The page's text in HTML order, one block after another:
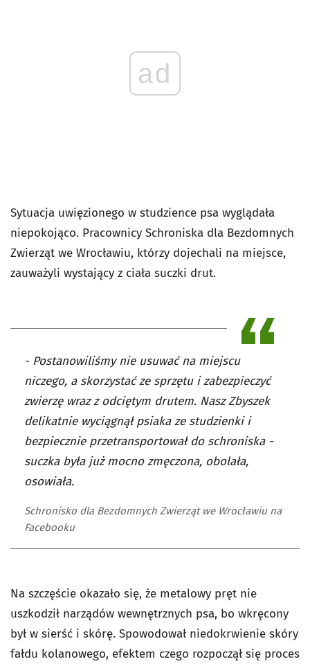
ad
Sytuacja uwięzionego w studzience psa wyglądała
niepokojąco. Pracownicy Schroniska dla Bezdomnych
Zwierząt we Wrocławiu, którzy dojechali na miejsce,
zauważyli wystający z ciała suczki drut.
- Postanowiliśmy nie usuwać na miejscu
niczego, a skorzystać ze sprzętu i zabezpieczyć
zwierzę wraz z odciętym drutem. Nasz Zbyszek
delikatnie wyciągnął psiaka ze studzienki i
bezpiecznie przetransportował do schroniska -
suczka była już mocno zmęczona, obolała,
osowiała.
Schronisko dla Bezdomnych Zwierząt we Wrocławiu na
Facebooku
Na szczęście okazało się, że metalowy pręt nie
uszkodził narządów wewnętrznych psa, bo wkręcony
był w sierść i skórę. Spowodował niedokrwienie skóry
fałdu kolanowego, efektem czego rozpoczął się proces